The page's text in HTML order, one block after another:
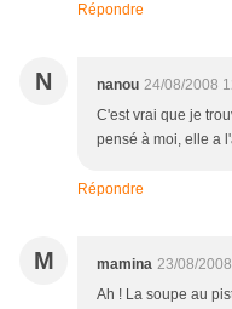
Répondre
N nanou 24/08/2008
C'est vrai que je
pensé à moi, elle a
Répondre
M mamina 23/08/
Ah ! La soupe au